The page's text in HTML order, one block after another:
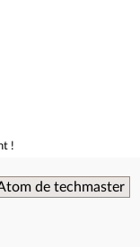
!
de techmaster